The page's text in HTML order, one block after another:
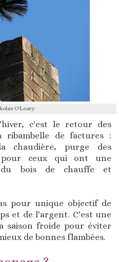
O'Leary
c'est le retour des
ribambelle de factures :
chaudière, purge des
ceux qui ont une
du bois de chauffe et
pour unique objectif de
et de l'argent. C'est une
saison froide pour éviter
de bonnes flambées.